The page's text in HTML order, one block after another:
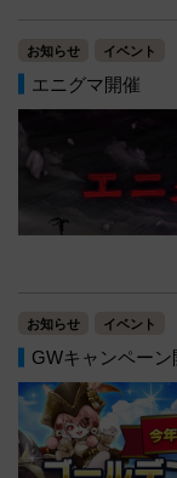
お知らせ イベント
エニグマ開催
お知らせ イベント
GWキャンペーン